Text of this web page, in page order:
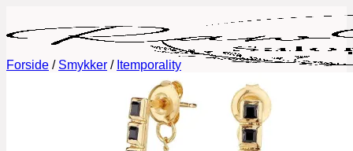
indhold
Forside / Smykker / Itemporality